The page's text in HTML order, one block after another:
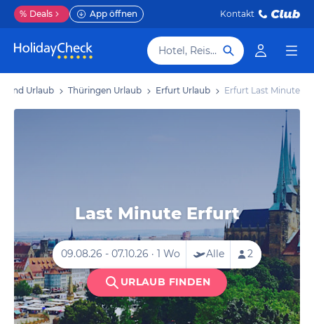
% Deals App öffnen Kontakt
Hotel, Reiseziel
Urlaub Thüringen Urlaub Erfurt Urlaub Erfurt Last Minute
Last Minute Erfurt